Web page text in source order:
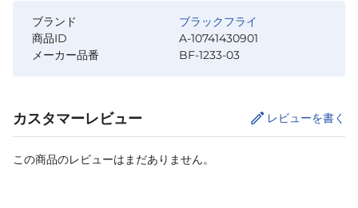
ブランド
ブラックフライ
商品ID
A-10741430901
メーカー品番
BF-1233-03
カスタマーレビュー レビューを書く
この商品のレビューはまだありません。